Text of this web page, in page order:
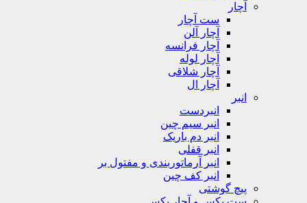
آچار
ست آچار
آچار آلن
آچار فرانسه
آچار لوله
آچار شلاقی
آچار ال
انبر
انبردست
انبر سیم چین
انبر دم باریک
انبر قفلی
انبر آرماتوربندی و مفتول بر
انبر کف چین
پیچ گوشتی